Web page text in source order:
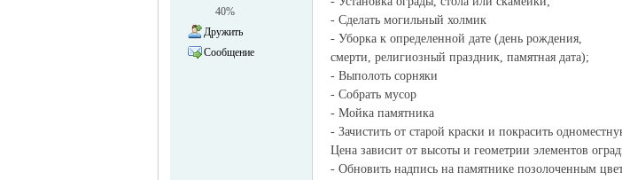
40%
Дружить
Сообщение
- Сделать могильный холмик
- Уборка к определенной дате (день рождения,
смерти, религиозный праздник, памятная дата);
- Выполоть сорняки
- Собрать мусор
- Мойка памятника
- Зачистить от старой краски и покрасить
Цена зависит от высоты и геометрии элементов
- Обновить надпись на памятнике позолоченным